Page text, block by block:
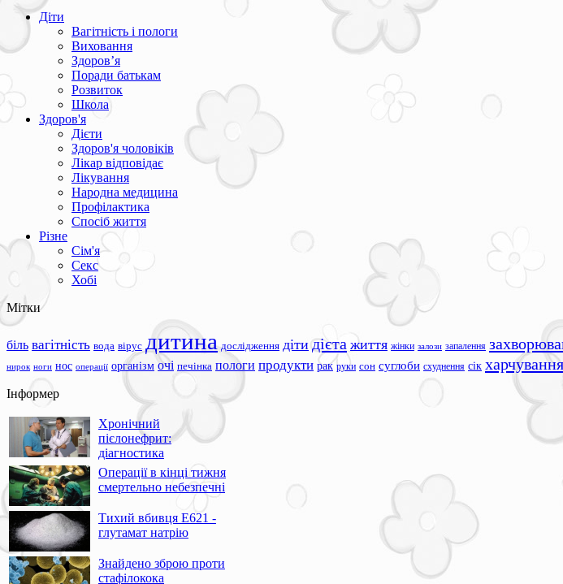
Діти
Вагітність і пологи
Виховання
Здоров’я
Поради батькам
Розвиток
Школа
Здоров'я
Дієти
Здоров'я чоловіків
Лікар відповідає
Лікування
Народна медицина
Профілактика
Спосіб життя
Різне
Сім'я
Секс
Хобі
Мітки
біль вагітність вода вірус дитина дослідження діти дієта життя жінки залози запалення
нирок ноги нос операції організм очі печінка пологи продукти рак руки сон суглоби схуднення сік харчування
Інформер
Хронічний
пієлонефрит:
діагностика
Операції в кінці тижня
смертельно небезпечні
Тихий вбивця Е621 -
глутамат натрію
Знайдено зброю проти
стафілокока